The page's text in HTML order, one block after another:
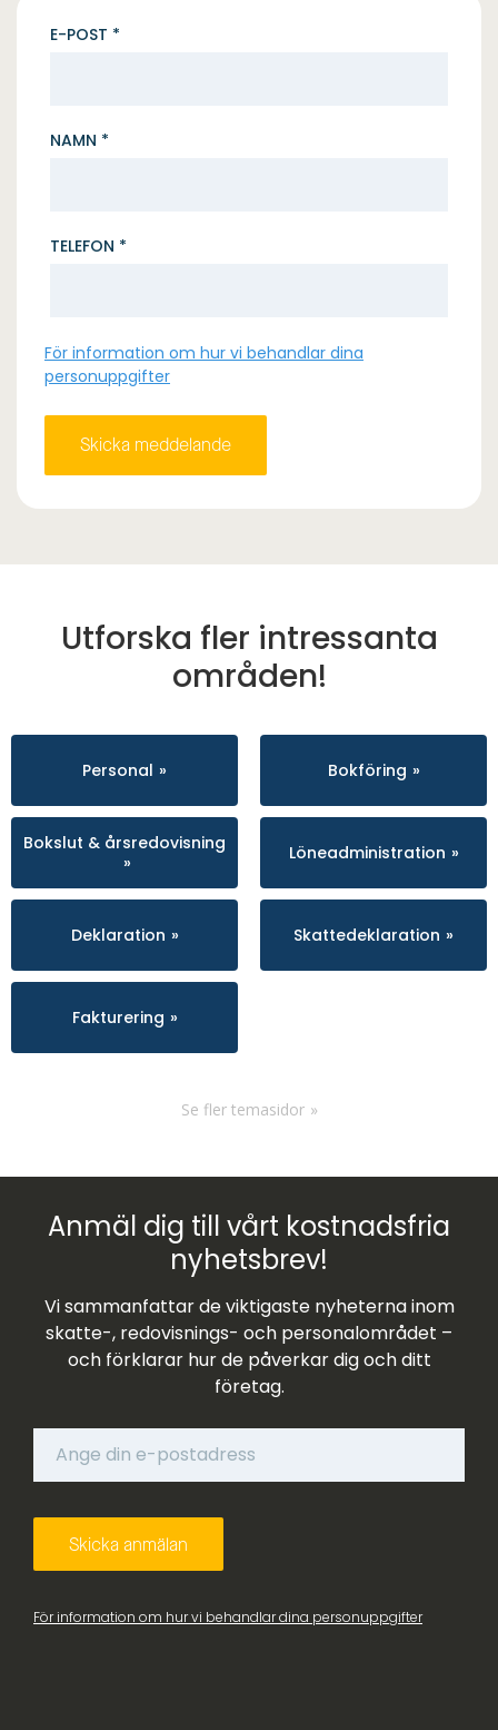
E-POST *
NAMN *
TELEFON *
För information om hur vi behandlar dina
personuppgifter
Utforska fler intressanta
områden!
Personal Bokföring
Bokslut & årsredovisning Löneadministration
Deklaration Skattedeklaration
Fakturering
Se fler temasidor
Anmäl dig till vårt kostnadsfria
nyhetsbrev!
Vi sammanfattar de viktigaste nyheterna inom
skatte-, redovisnings- och personalområdet –
och förklarar hur de påverkar dig och ditt
företag.
För information om hur vi behandlar dina personuppgifter